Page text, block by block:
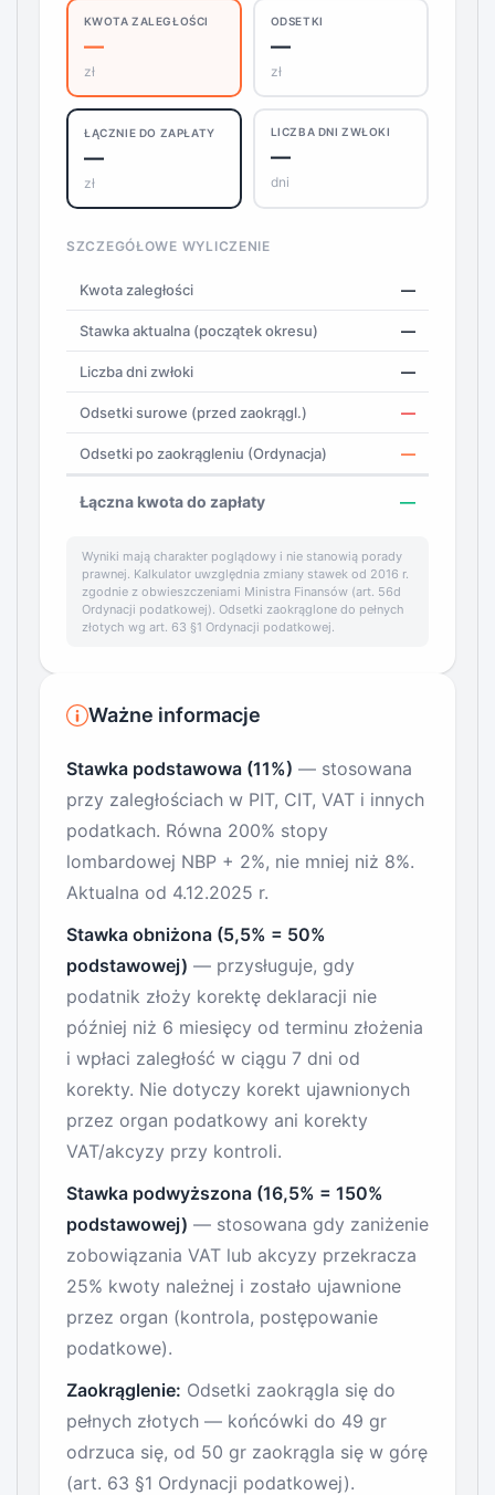
KWOTA ZALEGŁOŚCI
—
zł
ODSETKI
—
zł
ŁĄCZNIE DO ZAPŁATY
—
zł
LICZBA DNI ZWŁOKI
—
dni
SZCZEGÓŁOWE WYLICZENIE
Kwota zaległości —
Stawka aktualna (początek okresu) —
Liczba dni zwłoki —
Odsetki surowe (przed zaokrągl.) —
Odsetki po zaokrągleniu (Ordynacja) —
Łączna kwota do zapłaty —
Wyniki mają charakter poglądowy i nie stanowią porady
prawnej. Kalkulator uwzględnia zmiany stawek od 2016 r.
zgodnie z obwieszczeniami Ministra Finansów (art. 56d
Ordynacji podatkowej). Odsetki zaokrąglone do pełnych
złotych wg art. 63 §1 Ordynacji podatkowej.
Ważne informacje
Stawka podstawowa (11%) — stosowana
przy zaległościach w PIT, CIT, VAT i innych
podatkach. Równa 200% stopy
lombardowej NBP + 2%, nie mniej niż 8%.
Aktualna od 4.12.2025 r.
Stawka obniżona (5,5% = 50%
podstawowej) — przysługuje, gdy
podatnik złoży korektę deklaracji nie
później niż 6 miesięcy od terminu złożenia
i wpłaci zaległość w ciągu 7 dni od
korekty. Nie dotyczy korekt ujawnionych
przez organ podatkowy ani korekty
VAT/akcyzy przy kontroli.
Stawka podwyższona (16,5% = 150%
podstawowej) — stosowana gdy zaniżenie
zobowiązania VAT lub akcyzy przekracza
25% kwoty należnej i zostało ujawnione
przez organ (kontrola, postępowanie
podatkowe).
Zaokrąglenie: Odsetki zaokrągla się do
pełnych złotych — końcówki do 49 gr
odrzuca się, od 50 gr zaokrągla się w górę
(art. 63 §1 Ordynacji podatkowej).